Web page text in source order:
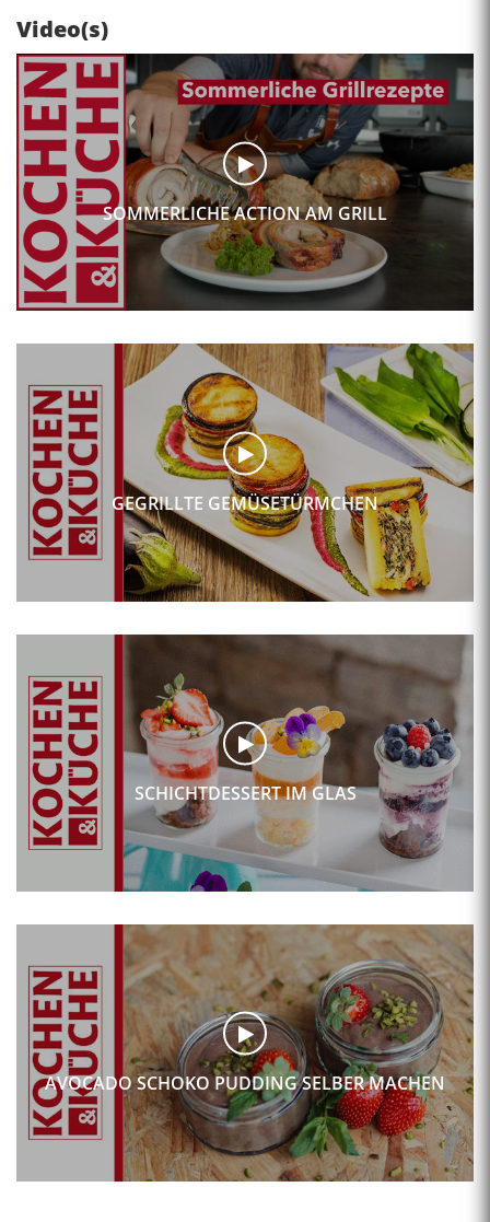
Video(s)
SOMMERLICHE ACTION AM GRILL
GEGRILLTE GEMÜSETÜRMCHEN
SCHICHTDESSERT IM GLAS
AVOCADO SCHOKO PUDDING SELBER MACHEN